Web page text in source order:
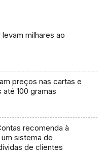
milhares ao
preços nas cartas e
100 gramas
recomenda à
sistema de
de clientes